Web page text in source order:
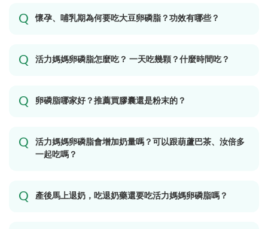
懷孕、哺乳期為何要吃大豆卵磷脂？功效有哪些？
活力媽媽卵磷脂怎麼吃？ 一天吃幾顆？什麼時間吃？
卵磷脂哪家好？推薦買膠囊還是粉末的？
活力媽媽卵磷脂會增加奶量嗎？可以跟葫蘆巴茶、汝倍多
一起吃嗎？
產後馬上退奶，吃退奶藥還要吃活力媽媽卵磷脂嗎？